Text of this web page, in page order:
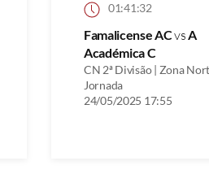
01:41:32
Famalicense ACvsA
Académica C
CN 2ª Divisão | Zona
Jornada
24/05/2025 17:55